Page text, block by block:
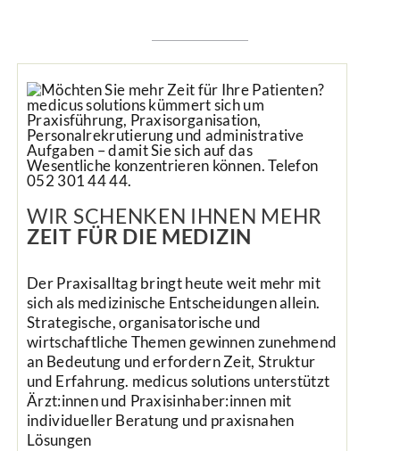
WIR SCHENKEN IHNEN MEHR
ZEIT FÜR DIE MEDIZIN
Der Praxisalltag bringt heute weit mehr mit
sich als medizinische Entscheidungen allein.
Strategische, organisatorische und
wirtschaftliche Themen gewinnen zunehmend
an Bedeutung und erfordern Zeit, Struktur
und Erfahrung. medicus solutions unterstützt
Ärzt:innen und Praxisinhaber:innen mit
individueller Beratung und praxisnahen
Lösungen